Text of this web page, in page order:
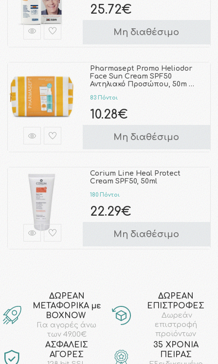
25.72€
Μη διαθέσιμο
Pharmasept Promo Heliodor
Face Sun Cream SPF50
Αντηλιακό Προσώπου, 50m …
83 Πόντοι
10.28€
Μη διαθέσιμο
Corium Line Heal Protect
Cream SPF50, 50ml
180 Πόντοι
22.29€
Μη διαθέσιμο
ΔΩΡΕΑΝ
ΜΕΤΑΦΟΡΙΚΑ με
ΒΟΧΝΟW
Για αγορές άνω
των 49.00€
ΔΩΡΕΑΝ
ΕΠΙΣΤΡΟΦΕΣ
Δωρεάν
επιστροφή
προϊόντων
AΣΦΑΛΕΙΣ
ΑΓΟΡΕΣ
35 ΧΡΟΝΙΑ
ΠΕΙΡΑΣ